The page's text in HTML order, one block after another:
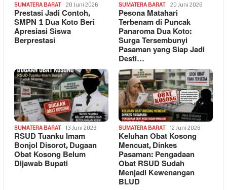
SUMATERA BARAT 20 Juni 2026
Prestasi Jadi Contoh,
SMPN 1 Dua Koto Beri
Apresiasi Siswa
Berprestasi
SUMATERA BARAT 20 Juni 2026
Pesona Matahari
Terbenam di Puncak
Panaroma Dua Koto:
Surga Tersembunyi
Pasaman yang Siap Jadi
Desti…
SUMATERA BARAT 13 Juni 2026
RSUD Tuanku Imam
Bonjol Disorot, Dugaan
Obat Kosong Belum
Dijawab Bupati
SUMATERA BARAT 12 Juni 2026
Keluhan Obat Kosong
Mencuat, Dinkes
Pasaman: Pengadaan
Obat RSUD Sudah
Menjadi Kewenangan
BLUD